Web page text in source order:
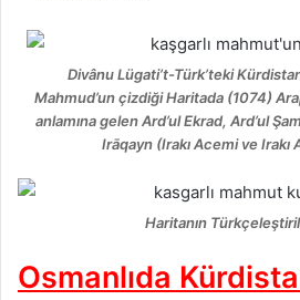
Divânu Lügati’t-Türk’teki
Mahmud’un çizdiği Haritada (1074)
anlamına gelen Ard’ul Ekrad, Ard’ul
Irāqayn (Irakı Acemi ve Irakı
Haritanın
Osmanlıda